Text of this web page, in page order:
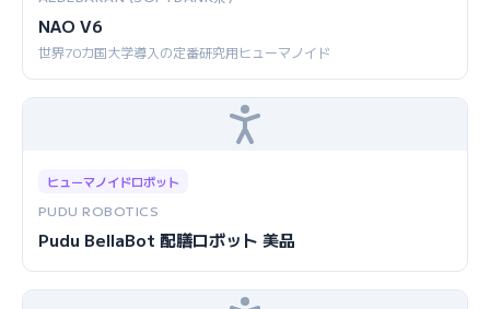
NAO V6
世界70カ国大学導入の定番研究用ヒューマノイド
ヒューマノイドロボット
PUDU ROBOTICS
Pudu BellaBot 配膳ロボット 美品